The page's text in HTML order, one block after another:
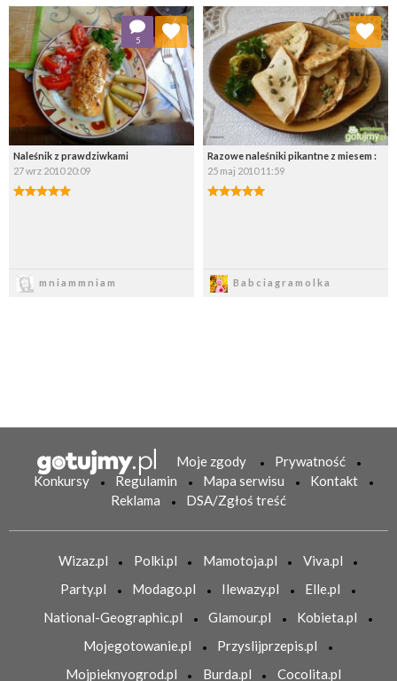
Naleśnik z prawdziwkami
27 wrz 2010 20:09
mniammniam
5
Dodaj do ulubionych
Wybierz listę:
Razowe naleśniki pikantne z miesem :
25 maj 2010 11:59
Babciagramolka
Dodaj do ulubionych
Wybierz listę:
Moje zgody
Prywatność
Konkursy
Regulamin Mapa serwisu
Kontakt
Reklama
DSA/Zgłoś treść
Wizaz.pl Polki.pl Mamotoja.pl
Viva.pl
Party.pl
Modago.pl Ilewazy.pl
Elle.pl
National-Geographic.pl
Glamour.pl
Kobieta.pl
Mojegotowanie.pl
Przyslijprzepis.pl
Mojpieknyogrod.pl
Burda.pl Cocolita.pl